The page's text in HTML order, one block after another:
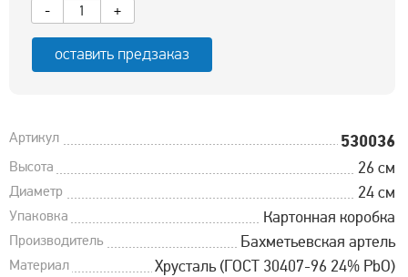
-
+
оставить предзаказ
Артикул 530036
Высота 26 см
Диаметр 24 см
Упаковка Картонная коробка
Производитель Бахметьевская артель
Материал
Хрусталь (ГОСТ 30407-96 24% PbO)